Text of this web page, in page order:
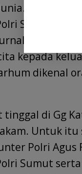
Sumut yang
kepada
dikenal
di Gg
Untuk itu
Polri Agus
Sumut